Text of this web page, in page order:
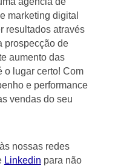
marketing digital
resultados através
prospecção de
aumento das
o lugar certo! Com
e performance
vendas do seu
nossas redes
Linkedin para não